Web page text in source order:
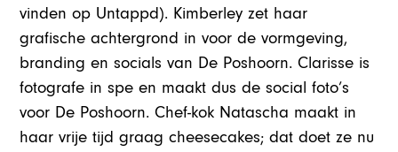
vinden op Untappd). Kimberley zet haar
grafische achtergrond in voor de vormgeving,
branding en socials van De Poshoorn. Clarisse is
fotografe in spe en maakt dus de social foto’s
voor De Poshoorn. Chef-kok Natascha maakt in
haar vrije tijd graag cheesecakes; dat doet ze nu